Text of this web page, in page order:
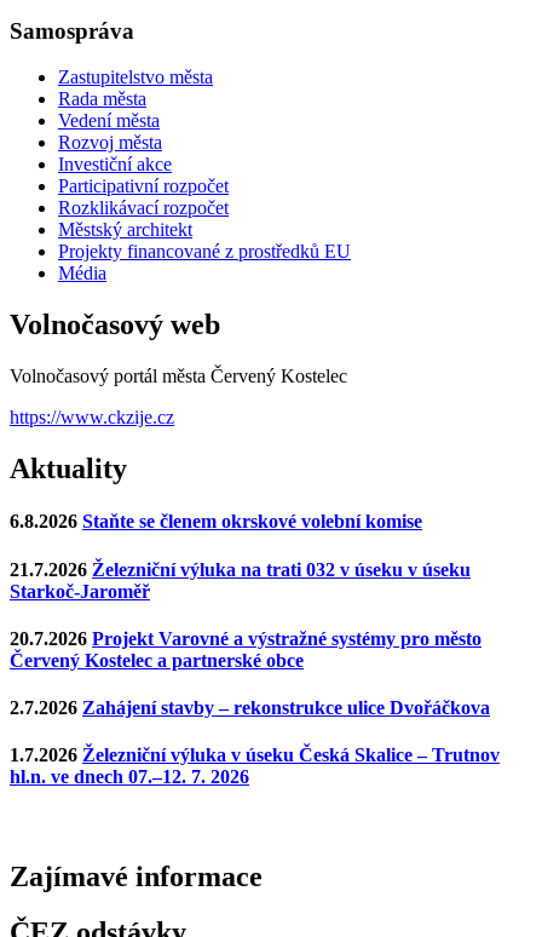
Samospráva
Zastupitelstvo města
Rada města
Vedení města
Rozvoj města
Investiční akce
Participativní rozpočet
Rozklikávací rozpočet
Městský architekt
Projekty financované z prostředků EU
Média
Volnočasový web
Volnočasový portál města Červený Kostelec
https://www.ckzije.cz
Aktuality
6.8.2026 Staňte se členem okrskové volební komise
21.7.2026 Železniční výluka na trati 032 v úseku v úseku
Starkoč-Jaroměř
20.7.2026 Projekt Varovné a výstražné systémy pro město
Červený Kostelec a partnerské obce
2.7.2026 Zahájení stavby – rekonstrukce ulice Dvořáčkova
1.7.2026 Železniční výluka v úseku Česká Skalice – Trutnov
hl.n. ve dnech 07.–12. 7. 2026
Zajímavé informace